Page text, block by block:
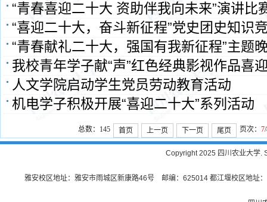
“青春喜迎二十大 资助伴我向未来”演讲比
“喜迎二十大，奋斗新征程”党史团史知识
“青春献礼二十大，强国有我新征程”主题
我校青年学子献“声”红色经典影视作品喜
人文学院启动学生党员劳动教育活动
机电学子积极开展“喜迎二十大”系列活动
总数：145 首页 上一页 下一页 尾页 页次： 7
Copyright 2025 四川农业大学.
雅安校区地址：雅安市雨城区新康路46号 邮编：625014 都江堰校区地址